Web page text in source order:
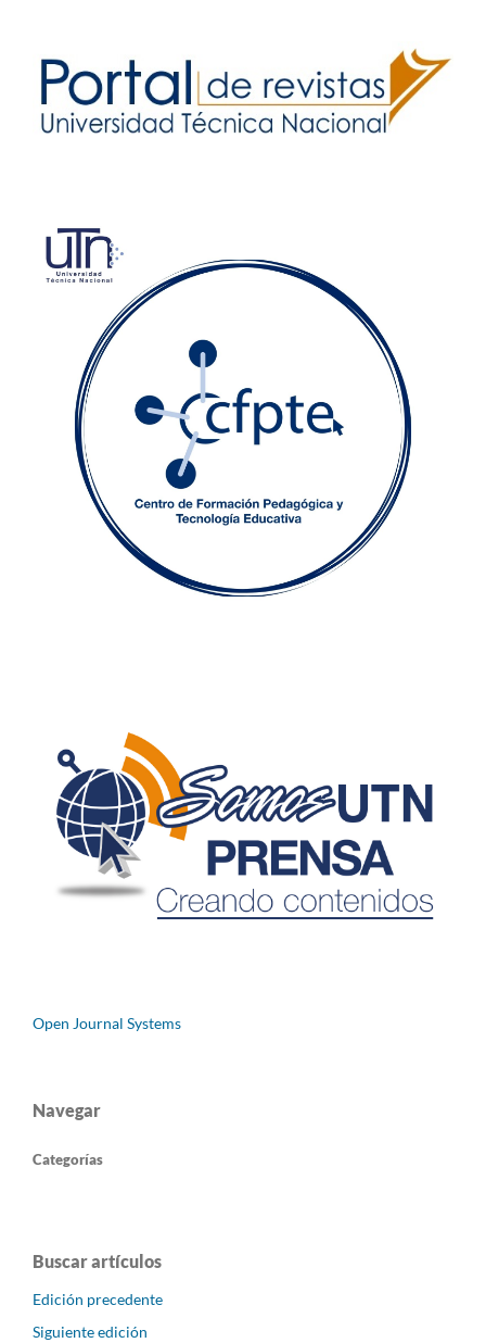
Open Journal Systems
Navegar
Categorías
Buscar artículos
Edición precedente
Siguiente edición